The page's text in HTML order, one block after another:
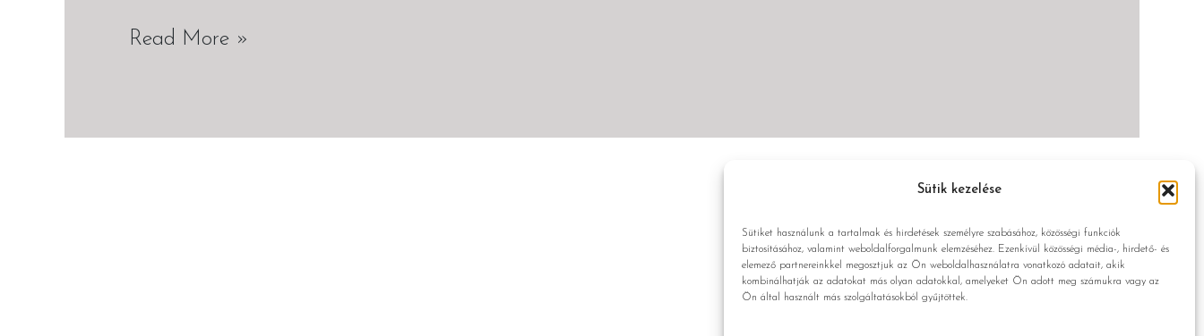
Sütik kezelése
Sütiket használunk a tartalmak és hirdetések személyre szabásához, közösségi funkciók
biztosításához, valamint weboldalforgalmunk elemzéséhez. Ezenkívül közösségi média-, hirdető- és
elemező partnereinkkel megosztjuk az Ön weboldalhasználatra vonatkozó adatait, akik
kombinálhatják az adatokat más olyan adatokkal, amelyeket Ön adott meg számukra vagy az
Ön által használt más szolgáltatásokból gyűjtöttek.
Read More »